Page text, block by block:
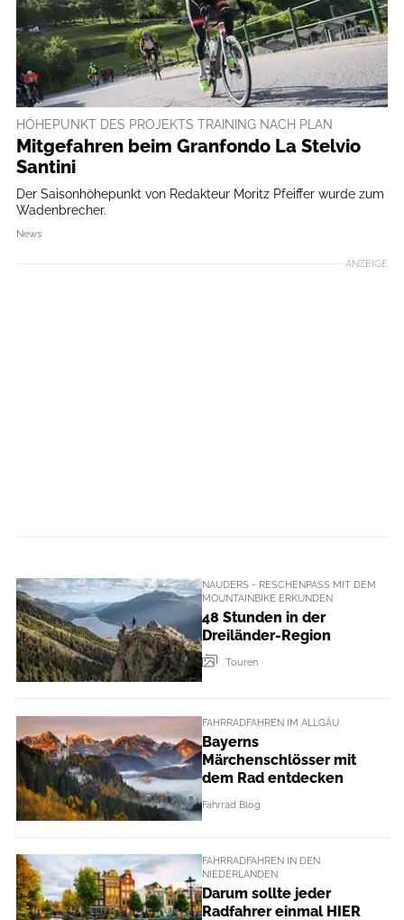
HÖHEPUNKT DES PROJEKTS TRAINING NACH PLAN
Mitgefahren beim Granfondo La Stelvio
Santini
Der Saisonhöhepunkt von Redakteur Moritz Pfeiffer wurde zum
Wadenbrecher.
News
ANZEIGE
NAUDERS - RESCHENPASS MIT DEM
MOUNTAINBIKE ERKUNDEN
48 Stunden in der
Dreiländer-Region
Touren
FAHRRADFAHREN IM ALLGÄU
Bayerns
Märchenschlösser mit
dem Rad entdecken
Fahrrad Blog
FAHRRADFAHREN IN DEN
NIEDERLANDEN
Darum sollte jeder
Radfahrer einmal HIER